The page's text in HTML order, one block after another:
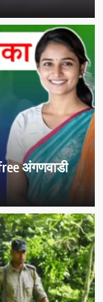
अंगणवाडी